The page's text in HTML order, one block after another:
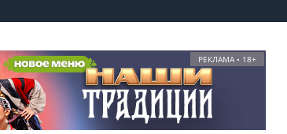
РЕКЛАМА • 18+